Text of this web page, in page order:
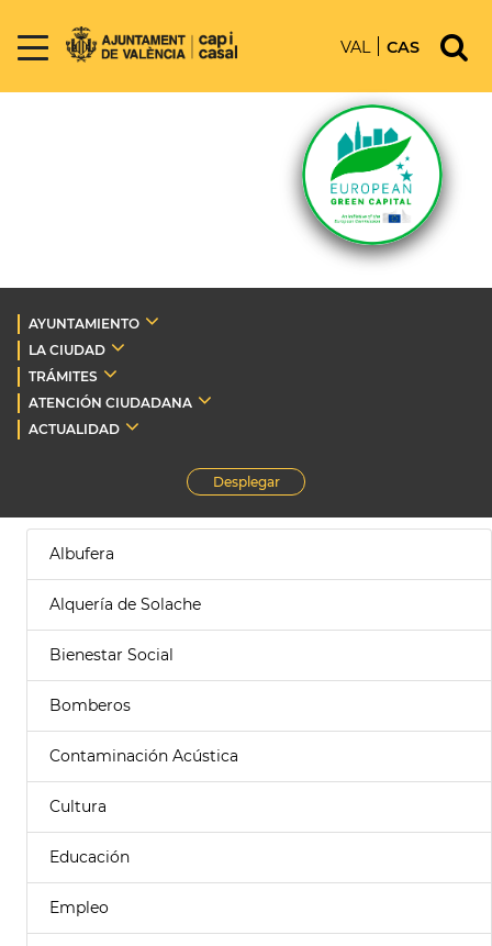
VAL CAS
AYUNTAMIENTO
LA CIUDAD
TRÁMITES
ATENCIÓN CIUDADANA
ACTUALIDAD
Desplegar
Albufera
Alquería de Solache
Bienestar Social
Bomberos
Contaminación Acústica
Cultura
Educación
Empleo